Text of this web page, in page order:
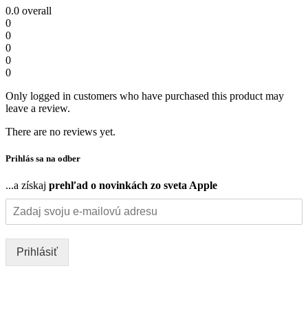
0.0 overall
0
0
0
0
0
Only logged in customers who have purchased this product may
leave a review.
There are no reviews yet.
Prihlás sa na odber
...a získaj prehľad o novinkách zo sveta Apple
Prihlásiť